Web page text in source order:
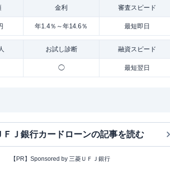
金利 審査スピード
年1.4％～年14.6％ 最短即日
お試し診断 融資スピード
◯ 最短翌日
ＦＪ銀行カードローンの記事を読む
【PR】Sponsored by 三菱ＵＦＪ銀行